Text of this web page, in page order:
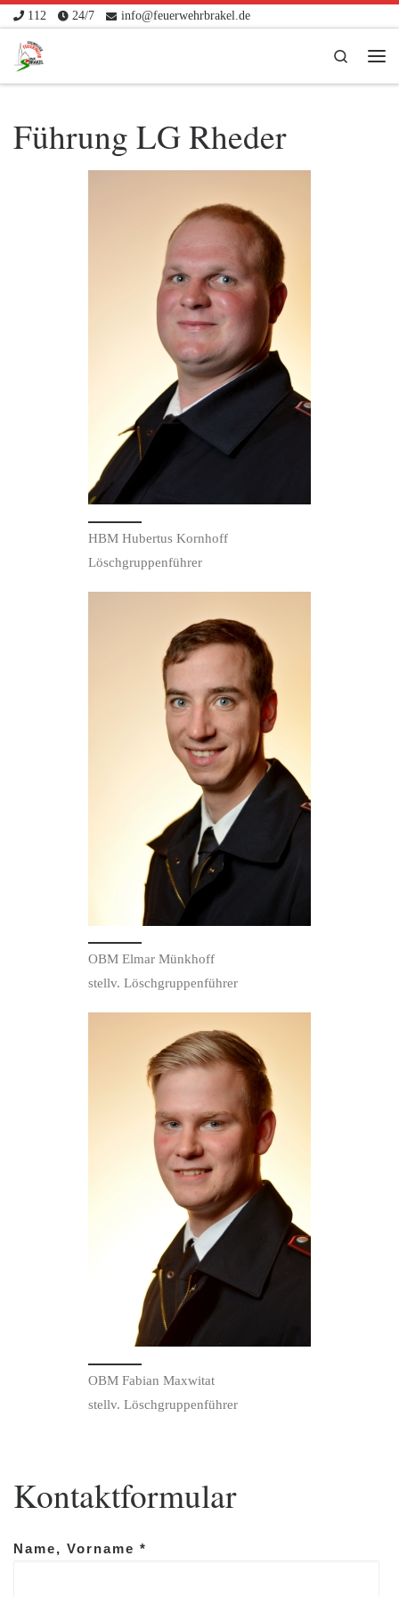
Zum Inhalt springen
112 24/7 info@feuerwehrbrakel.de
Search
Führung LG Rheder
HBM Hubertus Kornhoff
Löschgruppenführer
OBM Elmar Münkhoff
stellv. Löschgruppenführer
OBM Fabian Maxwitat
stellv. Löschgruppenführer
Kontaktformular
Name, Vorname *